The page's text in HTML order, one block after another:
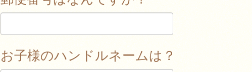
お子様のハンドルネームは？